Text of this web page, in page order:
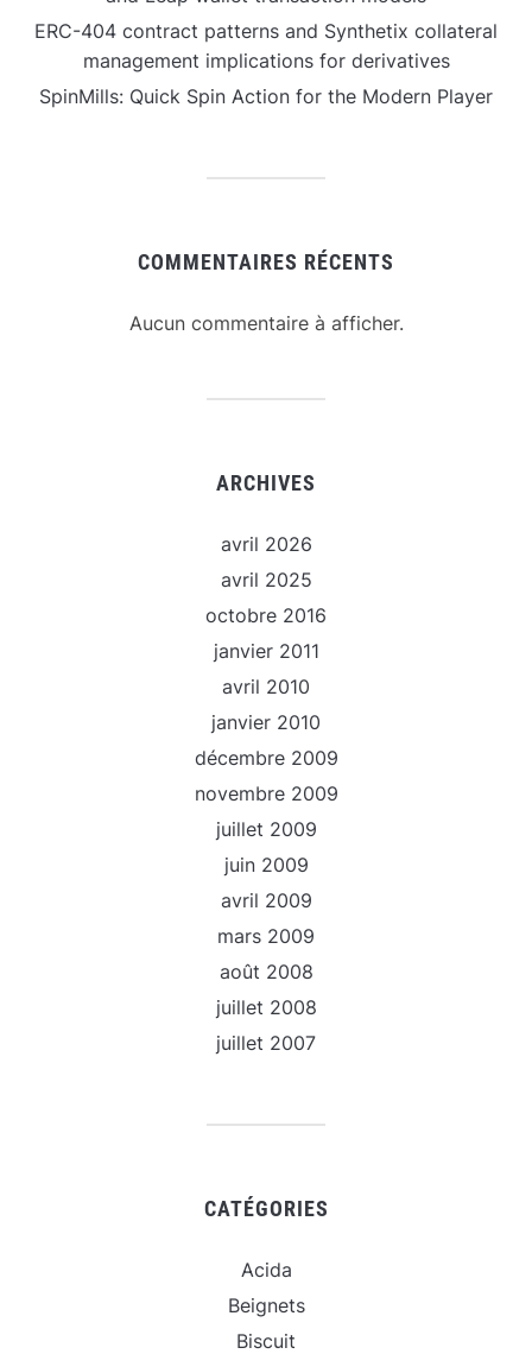
ERC-404 contract patterns and Synthetix collateral
management implications for derivatives
SpinMills: Quick Spin Action for the Modern Player
COMMENTAIRES RÉCENTS
Aucun commentaire à afficher.
ARCHIVES
avril 2026
avril 2025
octobre 2016
janvier 2011
avril 2010
janvier 2010
décembre 2009
novembre 2009
juillet 2009
juin 2009
avril 2009
mars 2009
août 2008
juillet 2008
juillet 2007
CATÉGORIES
Acida
Beignets
Biscuit